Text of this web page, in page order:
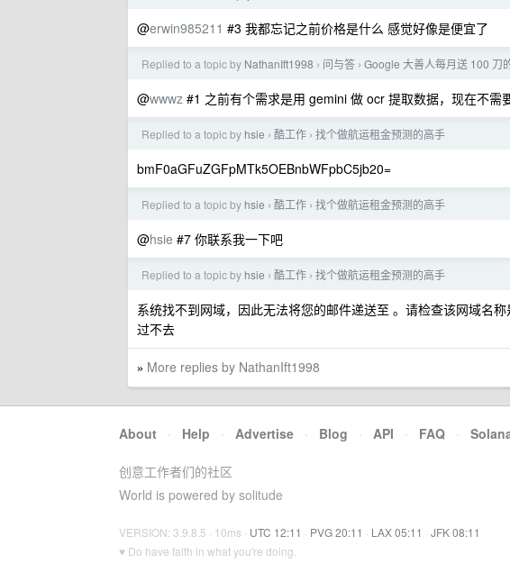
@erwin985211 #3 我都忘记之前价格是什么 感觉好像是便宜了
Replied to a topic by NathanIft1998 › 问与答 › Google 大善人每月送 100 刀
@wwwz #1 之前有个需求是用 gemini 做 ocr 提取数据，现在不需
Replied to a topic by hsie › 酷工作 › 找个做航运租金预测的高手
bmF0aGFuZGFpMTk5OEBnbWFpbC5jb20=
Replied to a topic by hsie › 酷工作 › 找个做航运租金预测的高手
@hsie #7 你联系我一下吧
Replied to a topic by hsie › 酷工作 › 找个做航运租金预测的高手
系统找不到网域，因此无法将您的邮件递送至 。请检查该网域名
过不去
» More replies by NathanIft1998
About · Help · Advertise · Blog · API · FAQ ·
创意工作者们的社区
World is powered by solitude
VERSION: 3.9.8.5 · 10ms · UTC 12:11 · PVG 20:11 · LAX 05:11 · JFK 08:11
♥ Do have faith in what you're doing.